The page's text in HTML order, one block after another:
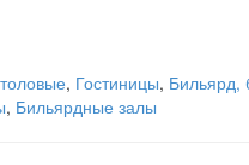
, Гостиницы, Бильярд,
, Бильярдные залы